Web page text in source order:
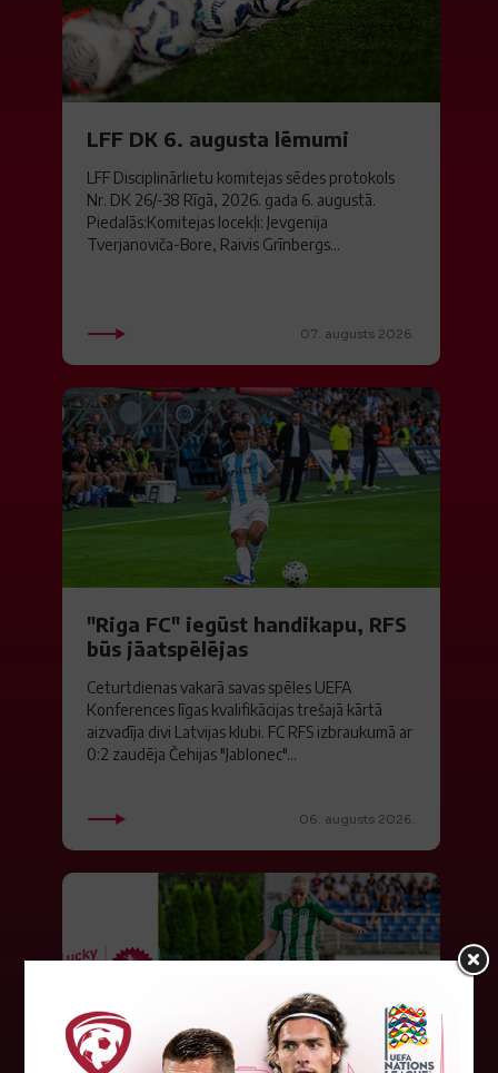
LFF DK 6. augusta lēmumi
LFF Disciplinārlietu komitejas sēdes protokols
Nr. DK 26/-38 Rīgā, 2026. gada 6. augustā.
Piedalās:Komitejas locekļi: Jevgenija
Tverjanoviča-Bore, Raivis Grīnbergs...
07. augusts 2026.
"Riga FC" iegūst handikapu, RFS
būs jāatspēlējas
Ceturtdienas vakarā savas spēles UEFA
Konferences līgas kvalifikācijas trešajā kārtā
aizvadīja divi Latvijas klubi. FC RFS izbraukumā ar
0:2 zaudēja Čehijas "Jablonec"...
06. augusts 2026.